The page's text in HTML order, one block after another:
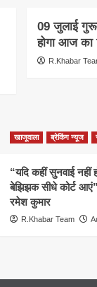
09 जुलाई
होगा आज का
R.Khabar
खाजूवाला ब्रेकिंग न्यूज
“यदि कहीं सुनवाई नहीं
बेझिझक सीधे कोर्ट
रमेश कुमार
R.Khabar Team